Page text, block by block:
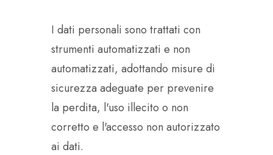
I dati personali sono trattati con
strumenti automatizzati e non
automatizzati, adottando misure di
sicurezza adeguate per prevenire
la perdita, l'uso illecito o non
corretto e l'accesso non autorizzato
ai dati.